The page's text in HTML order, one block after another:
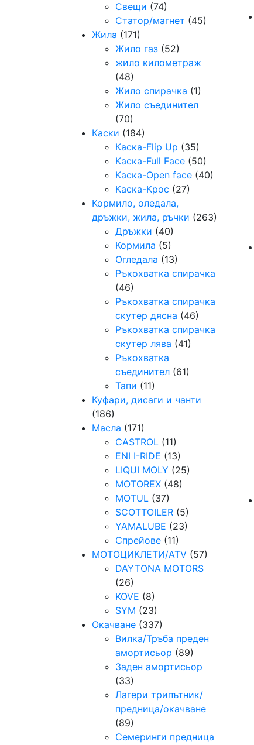
Свещи (74)
Статор/магнет (45)
Жила (171)
Жило газ (52)
жило километраж
(48)
Жило спирачка (1)
Жило съединител
(70)
Каски (184)
Каска-Flip Up (35)
Каска-Full Face (50)
Каска-Open face (40)
Каска-Крос (27)
Кормило, оледала,
дръжки, жила, ръчки (263)
Дръжки (40)
Кормила (5)
Огледала (13)
Ръкохватка спирачка
(46)
Ръкохватка спирачка
скутер дясна (46)
Ръкохватка спирачка
скутер лява (41)
Ръкохватка
съединител (61)
Тапи (11)
Куфари, дисаги и чанти
(186)
Масла (171)
CASTROL (11)
ENI I-RIDE (13)
LIQUI MOLY (25)
MOTOREX (48)
MOTUL (37)
SCOTTOILER (5)
YAMALUBE (23)
Спрейове (11)
МОТОЦИКЛЕТИ/ATV (57)
DAYTONA MOTORS
(26)
KOVE (8)
SYM (23)
Окачване (337)
Вилка/Тръба преден
амортисьор (89)
Заден амортисьор
(33)
Лагери трипътник/
предница/окачване
(89)
Семeринги предница